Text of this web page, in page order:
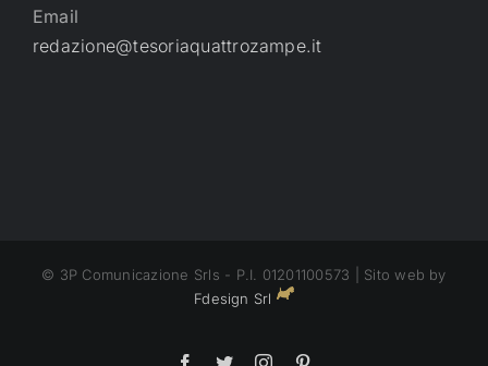
Email
redazione@tesoriaquattrozampe.it
© 3P Comunicazione Srls - P.I. 01201100573 | Sito web by
Fdesign Srl
Facebook
TwitterInstagram